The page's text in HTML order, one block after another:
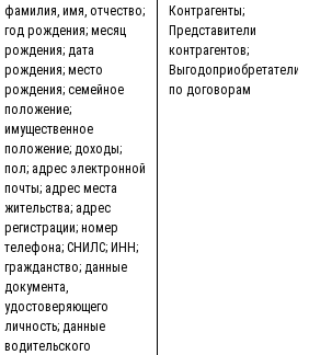
фамилия, имя, отчество;
год рождения; месяц
рождения; дата
рождения; место
рождения; семейное
положение;
имущественное
положение; доходы;
пол; адрес электронной
почты; адрес места
жительства; адрес
регистрации; номер
телефона; СНИЛС; ИНН;
гражданство; данные
документа,
удостоверяющего
личность; данные
водительского
Контрагенты;
Представители
контрагентов;
Выгодоприобретатели
по договорам